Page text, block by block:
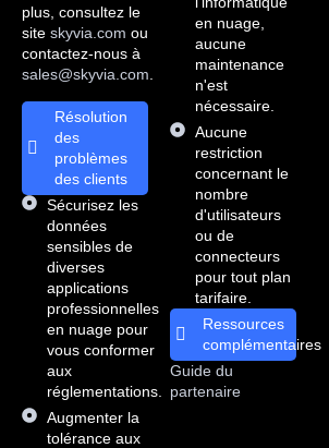
plus, consultez le
site skyvia.com ou
contactez-nous à
sales@skyvia.com.
Résolution
des
problèmes
des clients
Sécurisez les
données
sensibles de
diverses
applications
professionnelles
en nuage pour
vous conformer
aux
réglementations.
Augmenter la
tolérance aux
en nuage,
aucune
maintenance
n'est
nécessaire.
Aucune
restriction
concernant le
nombre
d'utilisateurs
ou de
connecteurs
pour tout plan
tarifaire.
Ressources
complémentaires
Guide du
partenaire